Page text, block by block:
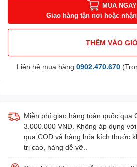
MUA NGAY
Giao hàng tận nơi hoặc
THÊM VÀO
Liên hệ mua hàng 0902.470.670
Miễn phí giao hàng toàn quốc qua
3.000.000 VNĐ. Không áp dụng
qua COD và hàng hóa kích thước
trị cao, hàng dễ vỡ..